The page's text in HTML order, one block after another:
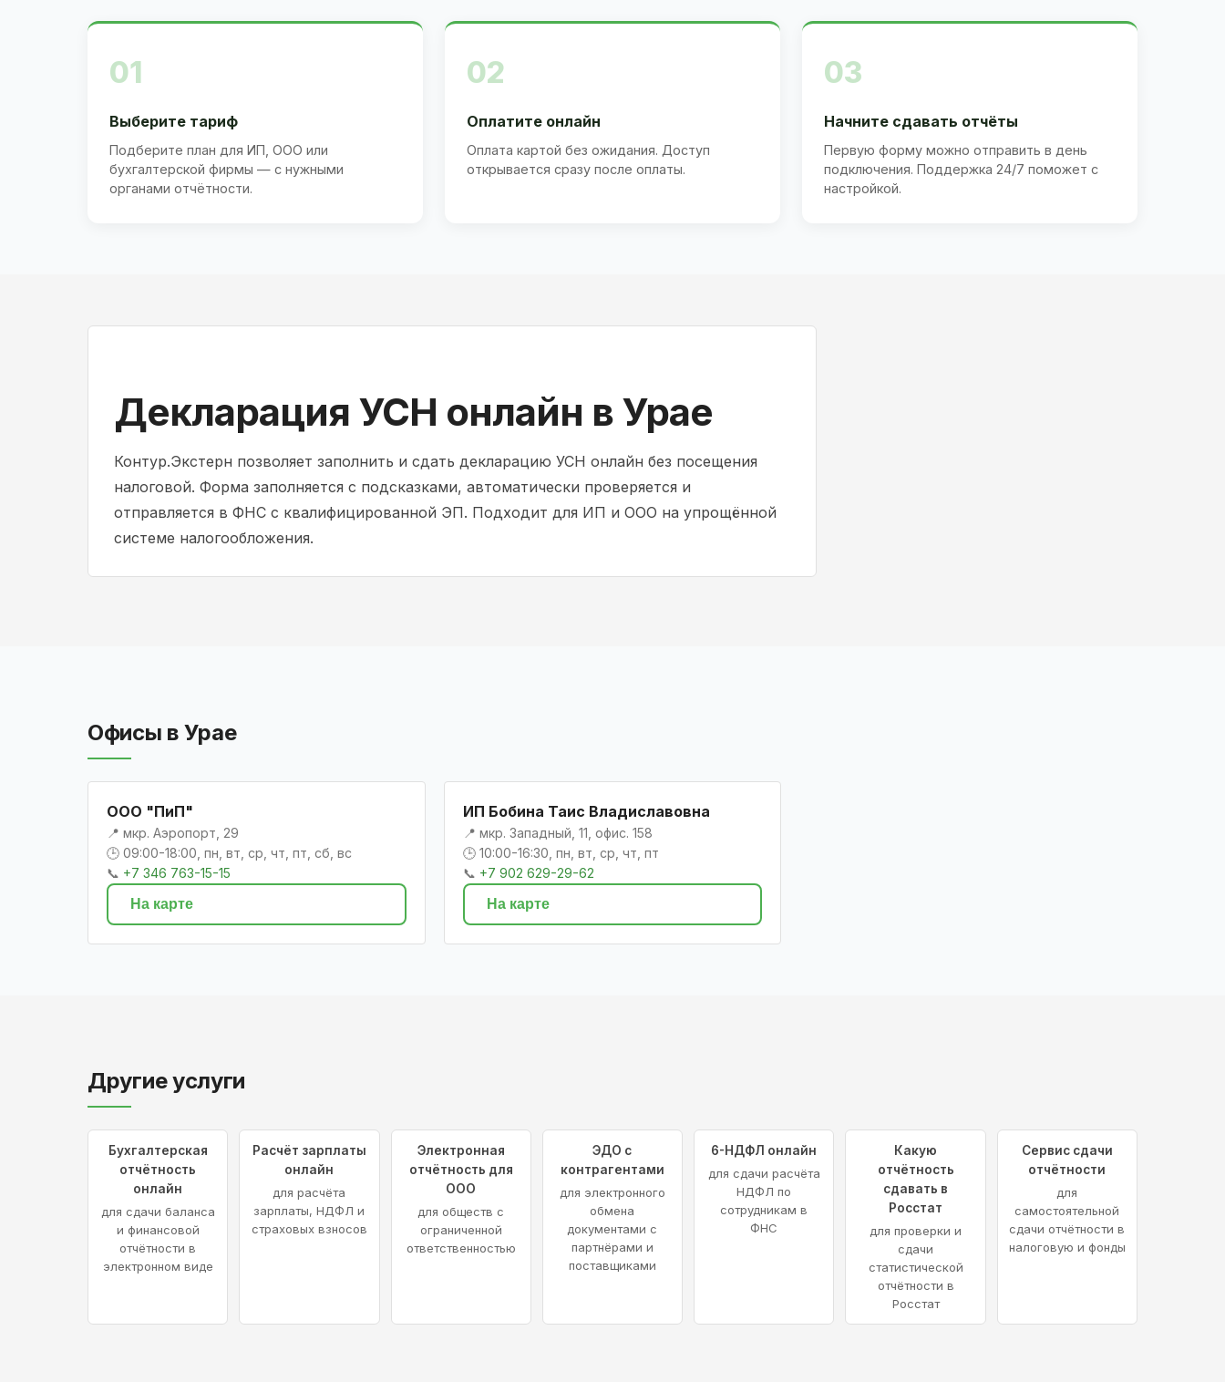
01
Выберите тариф
Подберите план для ИП, ООО или
бухгалтерской фирмы — с нужными
органами отчётности.
02
Оплатите онлайн
Оплата картой без ожидания. Доступ
открывается сразу после оплаты.
03
Начните сдавать отчёты
Первую форму можно отправить в день
подключения. Поддержка 24/7 поможет с
настройкой.
Декларация УСН онлайн в Урае
Контур.Экстерн позволяет заполнить и сдать декларацию УСН онлайн без посещения
налоговой. Форма заполняется с подсказками, автоматически проверяется и
отправляется в ФНС с квалифицированной ЭП. Подходит для ИП и ООО на упрощённой
системе налогообложения.
Офисы в Урае
ООО "ПиП"
📍 мкр. Аэропорт, 29
🕒 09:00-18:00, пн, вт, ср, чт, пт, сб, вс
📞 +7 346 763-15-15
На карте
ИП Бобина Таис Владиславовна
📍 мкр. Западный, 11, офис. 158
🕒 10:00-16:30, пн, вт, ср, чт, пт
📞 +7 902 629-29-62
На карте
Другие услуги
Бухгалтерская
отчётность
онлайн
для сдачи баланса
и финансовой
отчётности в
электронном виде
Расчёт зарплаты
онлайн
для расчёта
зарплаты, НДФЛ и
страховых взносов
Электронная
отчётность для
ООО
для обществ с
ограниченной
ответственностью
ЭДО с
контрагентами
для электронного
обмена
документами с
партнёрами и
поставщиками
6-НДФЛ онлайн
для сдачи расчёта
НДФЛ по
сотрудникам в
ФНС
Какую
отчётность
сдавать в
Росстат
для проверки и
сдачи
статистической
отчётности в
Росстат
Сервис сдачи
отчётности
для
самостоятельной
сдачи отчётности в
налоговую и фонды